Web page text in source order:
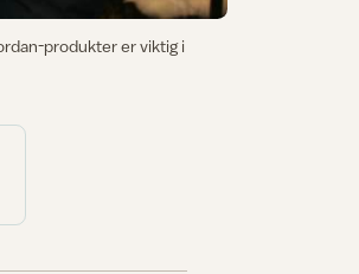
produkter er viktig i